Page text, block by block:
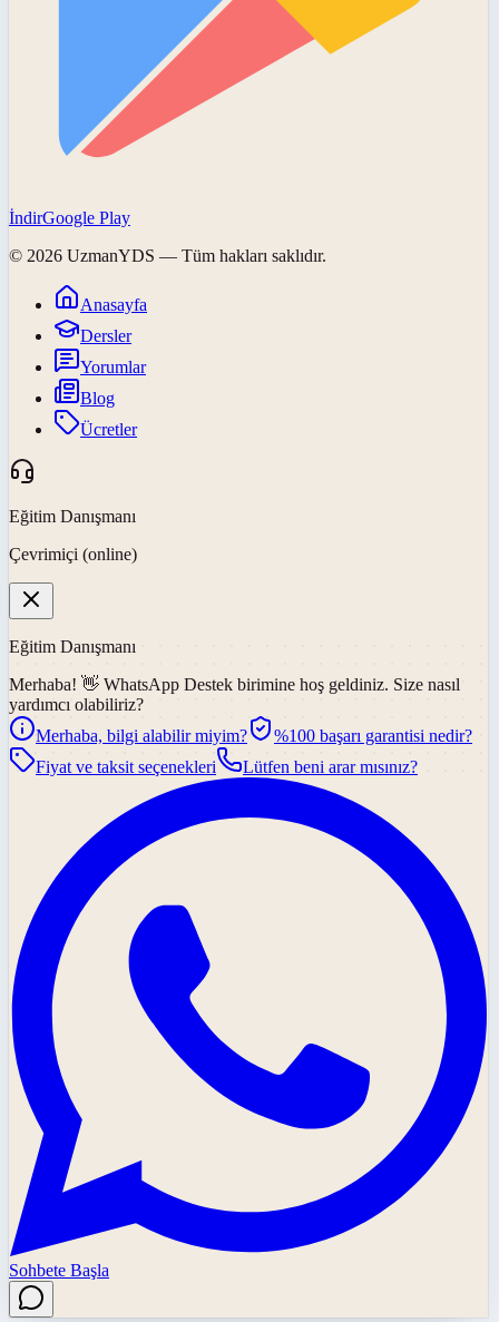
İndirGoogle Play
© 2026 UzmanYDS — Tüm hakları saklıdır.
Anasayfa
Dersler
Yorumlar
Blog
Ücretler
Eğitim Danışmanı
Çevrimiçi (online)
Eğitim Danışmanı
Merhaba! 👋 WhatsApp Destek birimine hoş geldiniz. Size nasıl
yardımcı olabiliriz?
Merhaba, bilgi alabilir miyim?
%100 başarı garantisi nedir?
Fiyat ve taksit seçenekleri
Lütfen beni arar mısınız?
Sohbete Başla